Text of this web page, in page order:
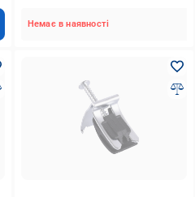
Немає в наявності